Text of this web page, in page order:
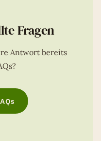
Fragen
Antwort bereits